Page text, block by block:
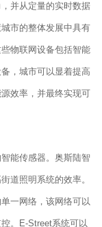
并从定量的实时数据
市的整体发展中具有
物联网设备包括智能
，城市可以显着提高
效率，并最终实现可
能传感器。奥斯陆智
道照明系统的效率。
一网络，该网络可以
。E-Street系统可以